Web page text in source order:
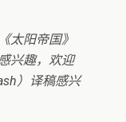
太阳帝国》
兴趣，欢迎
）译稿感兴